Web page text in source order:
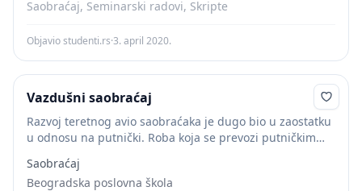
Saobraćaj, Seminarski radovi, Skripte
Objavio studenti.rs·3. april 2020.
Vazdušni saobraćaj
Razvoj teretnog avio saobraćaka je dugo bio u zaostatku
u odnosu na putnički. Roba koja se prevozi putničkim
ali se u slučaju preopterećenosti, prioritet...
Saobraćaj
Beogradska poslovna škola